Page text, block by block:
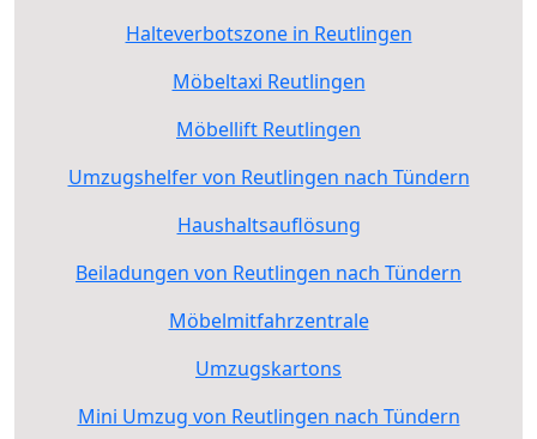
Halteverbotszone in Reutlingen
Möbeltaxi Reutlingen
Möbellift Reutlingen
Umzugshelfer von Reutlingen nach Tündern
Haushaltsauflösung
Beiladungen von Reutlingen nach Tündern
Möbelmitfahrzentrale
Umzugskartons
Mini Umzug von Reutlingen nach Tündern